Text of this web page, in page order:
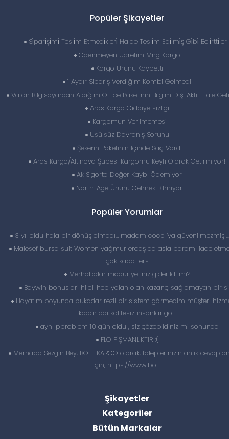
Popüler Şikayetler
Si̇pari̇şi̇mi̇ Tesli̇m Etmedi̇kleri̇ Halde Tesli̇m Edi̇lmi̇ş Gi̇bi̇ Beli̇rtti̇ler
Ödenmeyen Ücretim Mng Kargo
Kargo Ürünü Kaybetti
1 Aydır Sipariş Verdiğim Kombi Gelmedi
Vatan Bilgisayardan Aldığım Office Paketinin Bilgim Dışı Aktif Hale
Aras Kargo Ciddiyetsizligi
Kargomun Verilmemesi
Usülsüz Davranış Sorunu
Şekerin Paketinin Içinde Saç Vardı
Aras Kargo/Altınova Şubesi Kargomu Keyfi Olarak Getirmiyor!
Ak Sigorta Değer Kaybı Ödemiyor
North-Age Ürünü Gelmek Bilmiyor
Popüler Yorumlar
3 yıl oldu hala bir dönüş olmadı… madam coco ‘ya güvenilmezmiş
Malesef bursa suit Women yağmur erdaş da asla paramı iade
çok kaba ters
Merhabalar maduriyetiniz giderildi mi?
Baywin bonuslari hileli hep yalan olan kazanç sağlamayan bir
Hayatım boyunca bukadar rezil bir sistem görmedim müşteri
kadar adi kalitesiz insanlar gö...
aynı pproblem 10 gün oldu , siz çözebildiniz mi sonunda
FLO PİŞMANLIKTIR :(
Merhaba Sezgin Bey, BOLT KARGO olarak, taleplerinizin anlık
için; https://www.bol...
Şikayetler
Kategoriler
Bütün Markalar